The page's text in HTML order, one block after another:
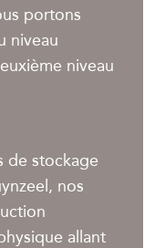
portons
niveau
niveau
de stockage
nos
allant